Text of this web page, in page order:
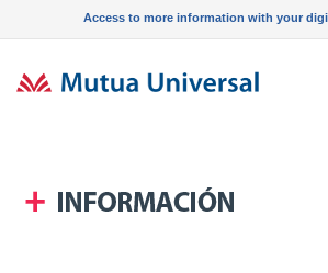
Access to more information with your